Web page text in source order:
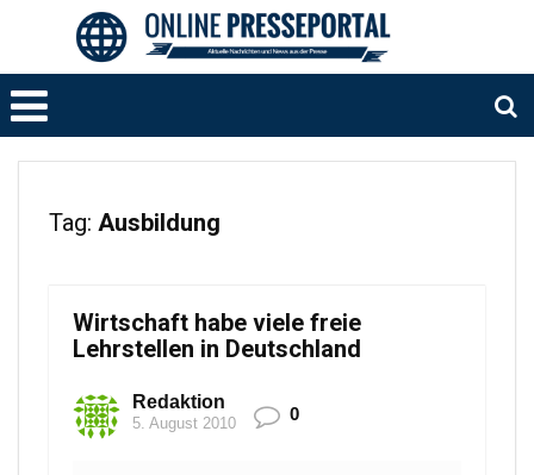
Tag: Ausbildung
Wirtschaft habe viele freie
Lehrstellen in Deutschland
Redaktion
5. August 2010 0